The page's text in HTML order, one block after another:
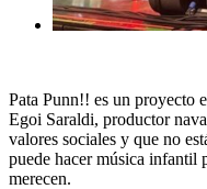
Pata Punn!! es un proyecto
Egoi Saraldi, productor
valores sociales y que no
puede hacer música infantil
merecen.